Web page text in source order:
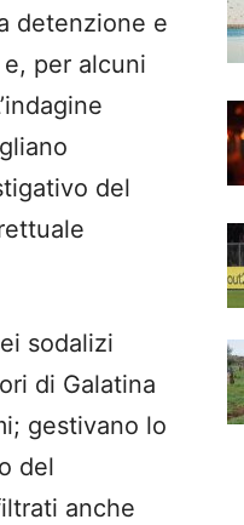
detenzione e
per alcuni
del
sodalizi
di Galatina
gestivano lo
del
anche